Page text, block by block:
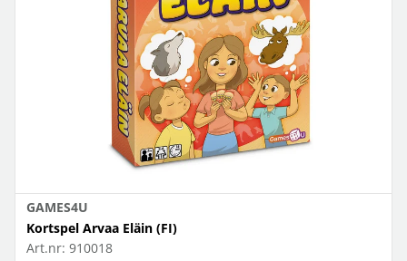
GAMES4U
Kortspel Arvaa Eläin (FI)
Art.nr: 910018